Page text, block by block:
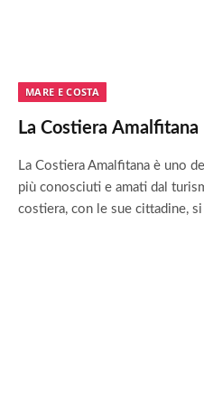
MARE E COSTA
La Costiera Amalfitana
La Costiera Amalfitana è uno
più conosciuti e amati dal
costiera, con le sue cittadine,